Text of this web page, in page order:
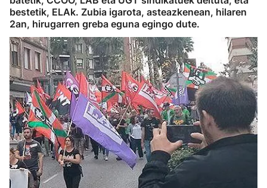
bestetik, ELAk. Zubia igarota, asteazkenean, hilaren
2an, hirugarren greba eguna egingo dute.